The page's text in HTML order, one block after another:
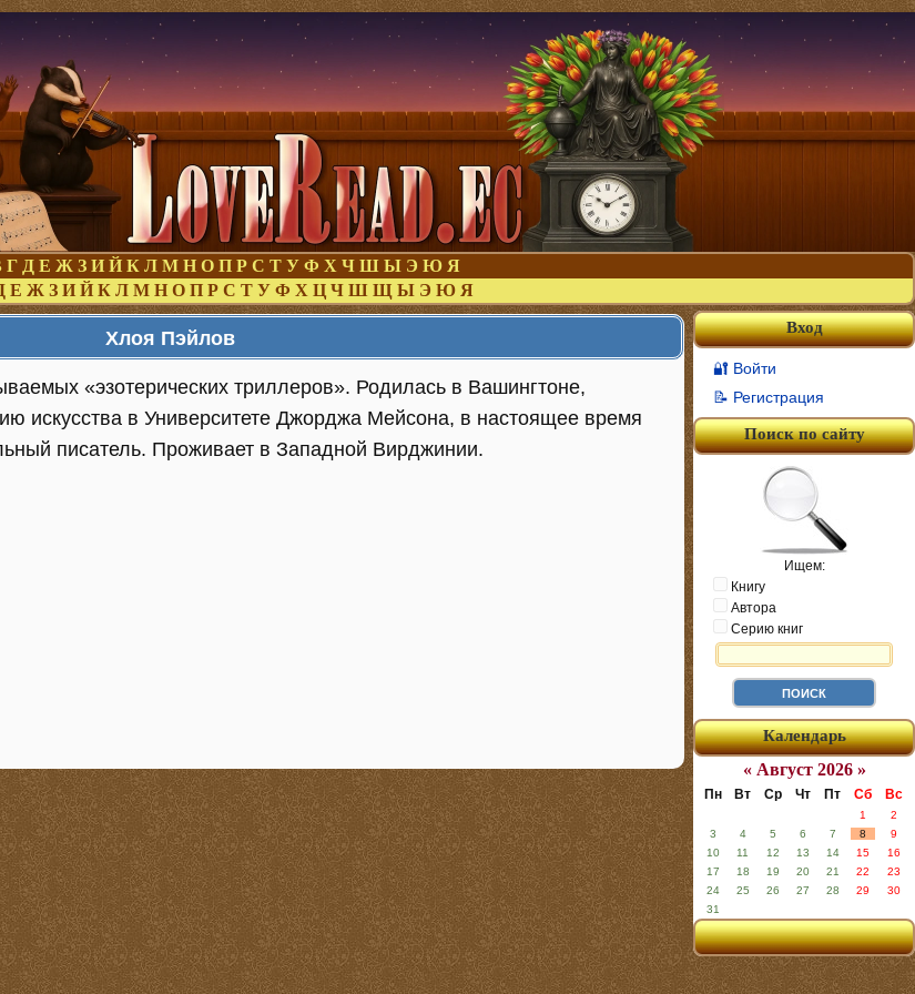
Г Д Е Ж З И Й К Л М Н О П Р С Т У Ф Х Ч Ш Ы Э Ю Я
Е Ж З И Й К Л М Н О П Р С Т У Ф Х Ц Ч Ш Щ Ы Э Ю Я
Хлоя Пэйлов
«эзотерических триллеров». Родилась в Вашингтоне,
искусства в Университете Джорджа Мейсона, в настоящее время
писатель. Проживает в Западной Вирджинии.
Вход
🔐 Войти
📝 Регистрация
Поиск по сайту
Ищем:
Книгу
Автора
Серию книг
Календарь
« Август 2026 »
Пн Вт Ср Чт Пт Сб Вс
1
2
3
4 5 6 7 8
9
10
11 12 13 14 15
16
17
18 19 20 21 22
23
24
25 26 27 28 29
30
31